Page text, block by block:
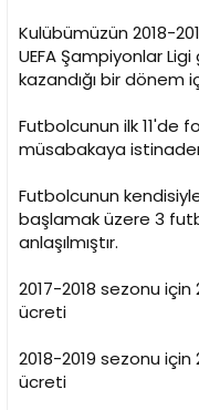
Kulübümüzün 2018-
UEFA Şampiyonlar
kazandığı bir dönem
Futbolcunun ilk 11'de
müsabakaya
Futbolcunun
başlamak üzere 3
anlaşılmıştır.
2017-2018 sezonu
ücreti
2018-2019 sezonu
ücreti